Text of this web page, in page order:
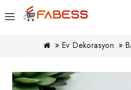
Ev Dekorasyon